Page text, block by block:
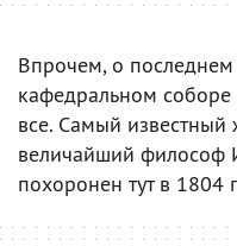
Впрочем, о
кафедральном соборе
все. Самый известный
величайший философ
похоронен тут в 1804